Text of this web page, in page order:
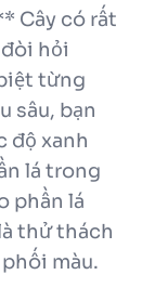
Cây có rất
hỏi
từng
sâu, bạn
độ xanh
lá trong
phần lá
thử thách
màu.